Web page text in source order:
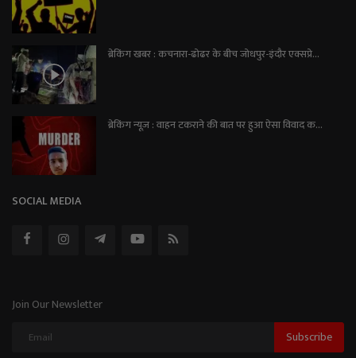
ब्रेकिंग खबर : कचनारा-ढोढर के बीच जोधपुर-इंदौर एक्सप्रे...
ब्रेकिंग न्यूज़ : वाहन टकराने की बात पर हुआ ऐसा विवाद क...
SOCIAL MEDIA
Join Our Newsletter
Subscribe